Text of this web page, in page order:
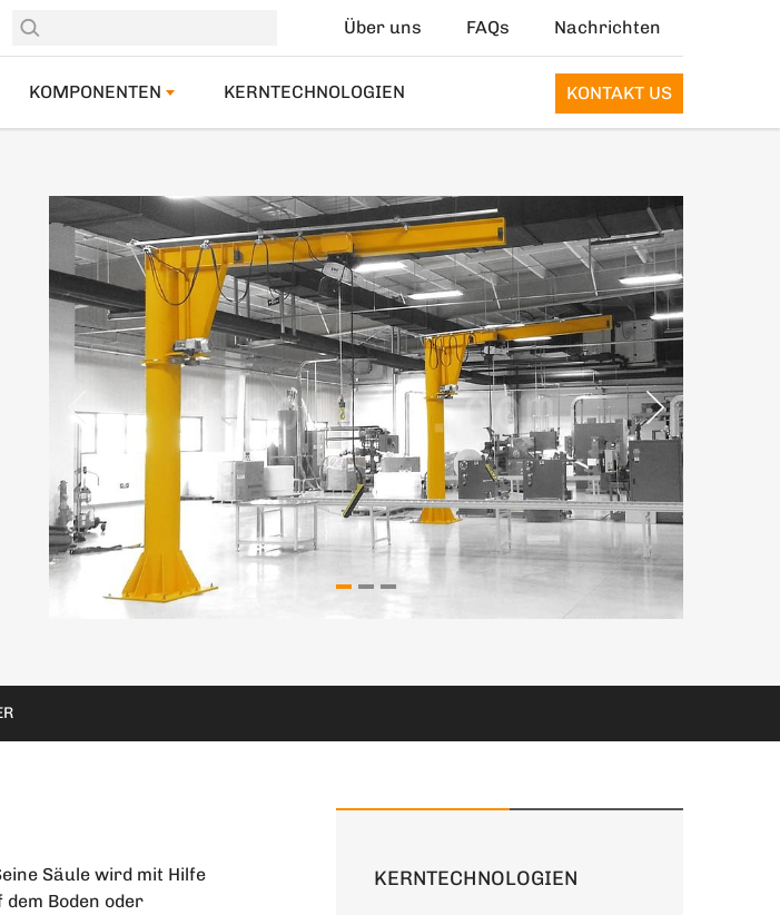
Über uns FAQs Nachrichten
KOMPONENTEN KERNTECHNOLOGIEN KONTAKT US
Säule wird mit Hilfe
Boden oder
KERNTECHNOLOGIEN